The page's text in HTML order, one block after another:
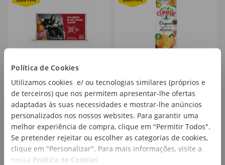
Política de Cookies
Utilizamos cookies e/ ou tecnologias similares (próprios e
de terceiros) que nos permitem apresentar-lhe ofertas
adaptadas às suas necessidades e mostrar-lhe anúncios
personalizados nos nossos websites. Para garantir uma
melhor experiência de compra, clique em "Permitir Todos".
Se pretender rejeitar ou escolher as categorias de cookies,
clique em "Personalizar". Para mais informações, visite a
nossa Política de Cookies.
Cerveja com Álcool
Super Bock Mini
emb. 30 x 25 cl
27,99€
13,99€
1,87€/lt
Néctar Laranja do
Algarve Compal Origens
emb. 1 lt
PVPR
1,99€